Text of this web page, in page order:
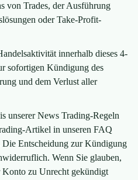
von Trades, der Ausführung
oder Take-Profit-
innerhalb dieses 4-
sofortigen Kündigung des
und dem Verlust aller
unserer News Trading-Regeln
Artikel in unseren FAQ
Entscheidung zur Kündigung
Wenn Sie glauben,
zu Unrecht gekündigt